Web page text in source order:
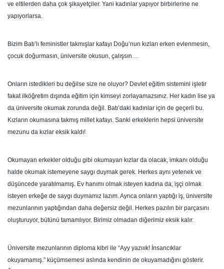
ve eltilerden daha çok şikayetçiler. Yani kadınlar yapıyor birbirlerine ne
yapıyorlarsa.
Bizim Batı’lı feministler takmışlar kafayı Doğu’nun kızları erken evlenmesin,
çocuk doğurmasın, üniversite okusun, çalışsın…
Onların istedikleri bu değilse size ne oluyor? Devlet eğitim sistemini işletir
fakat ilköğretim dışında eğitim için kimseyi zorlayamazsınız. Her kadın lise ya
da üniversite okumak zorunda değil. Batı’daki kadınlar için de geçerli bu.
Kızların okumasına takmış millet kafayı. Sanki erkeklerin hepsi üniversite
mezunu da kızlar eksik kaldı!
Okumayan erkekler olduğu gibi okumayan kızlar da olacak, imkanı olduğu
halde okumak istemeyene saygı duymak gerek. Herkes aynı yetenek ve
düşüncede yaratılmamış. Ev hanımı olmak isteyen kadına da, işçi olmak
isteyen erkeğe de saygı duymamız lazım. Ayrıca onların yaptığı iş, üniversite
mezunlarının yaptığından daha değersiz değil. Herkes pazılın bir parçasını
oluşturuyor, bütünü tamamlıyor. Birimiz olmadan diğerimiz eksik kalır.
Üniversite mezunlarının diploma kibri ile “Ayy yazııık! İnsancıklar
okuyamamış.” küçümsemesi aslında kendinin de okuyamadığını gösterir.